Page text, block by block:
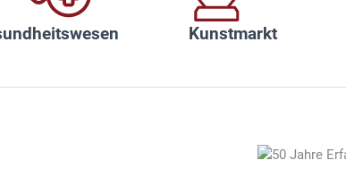
Kunstmarkt